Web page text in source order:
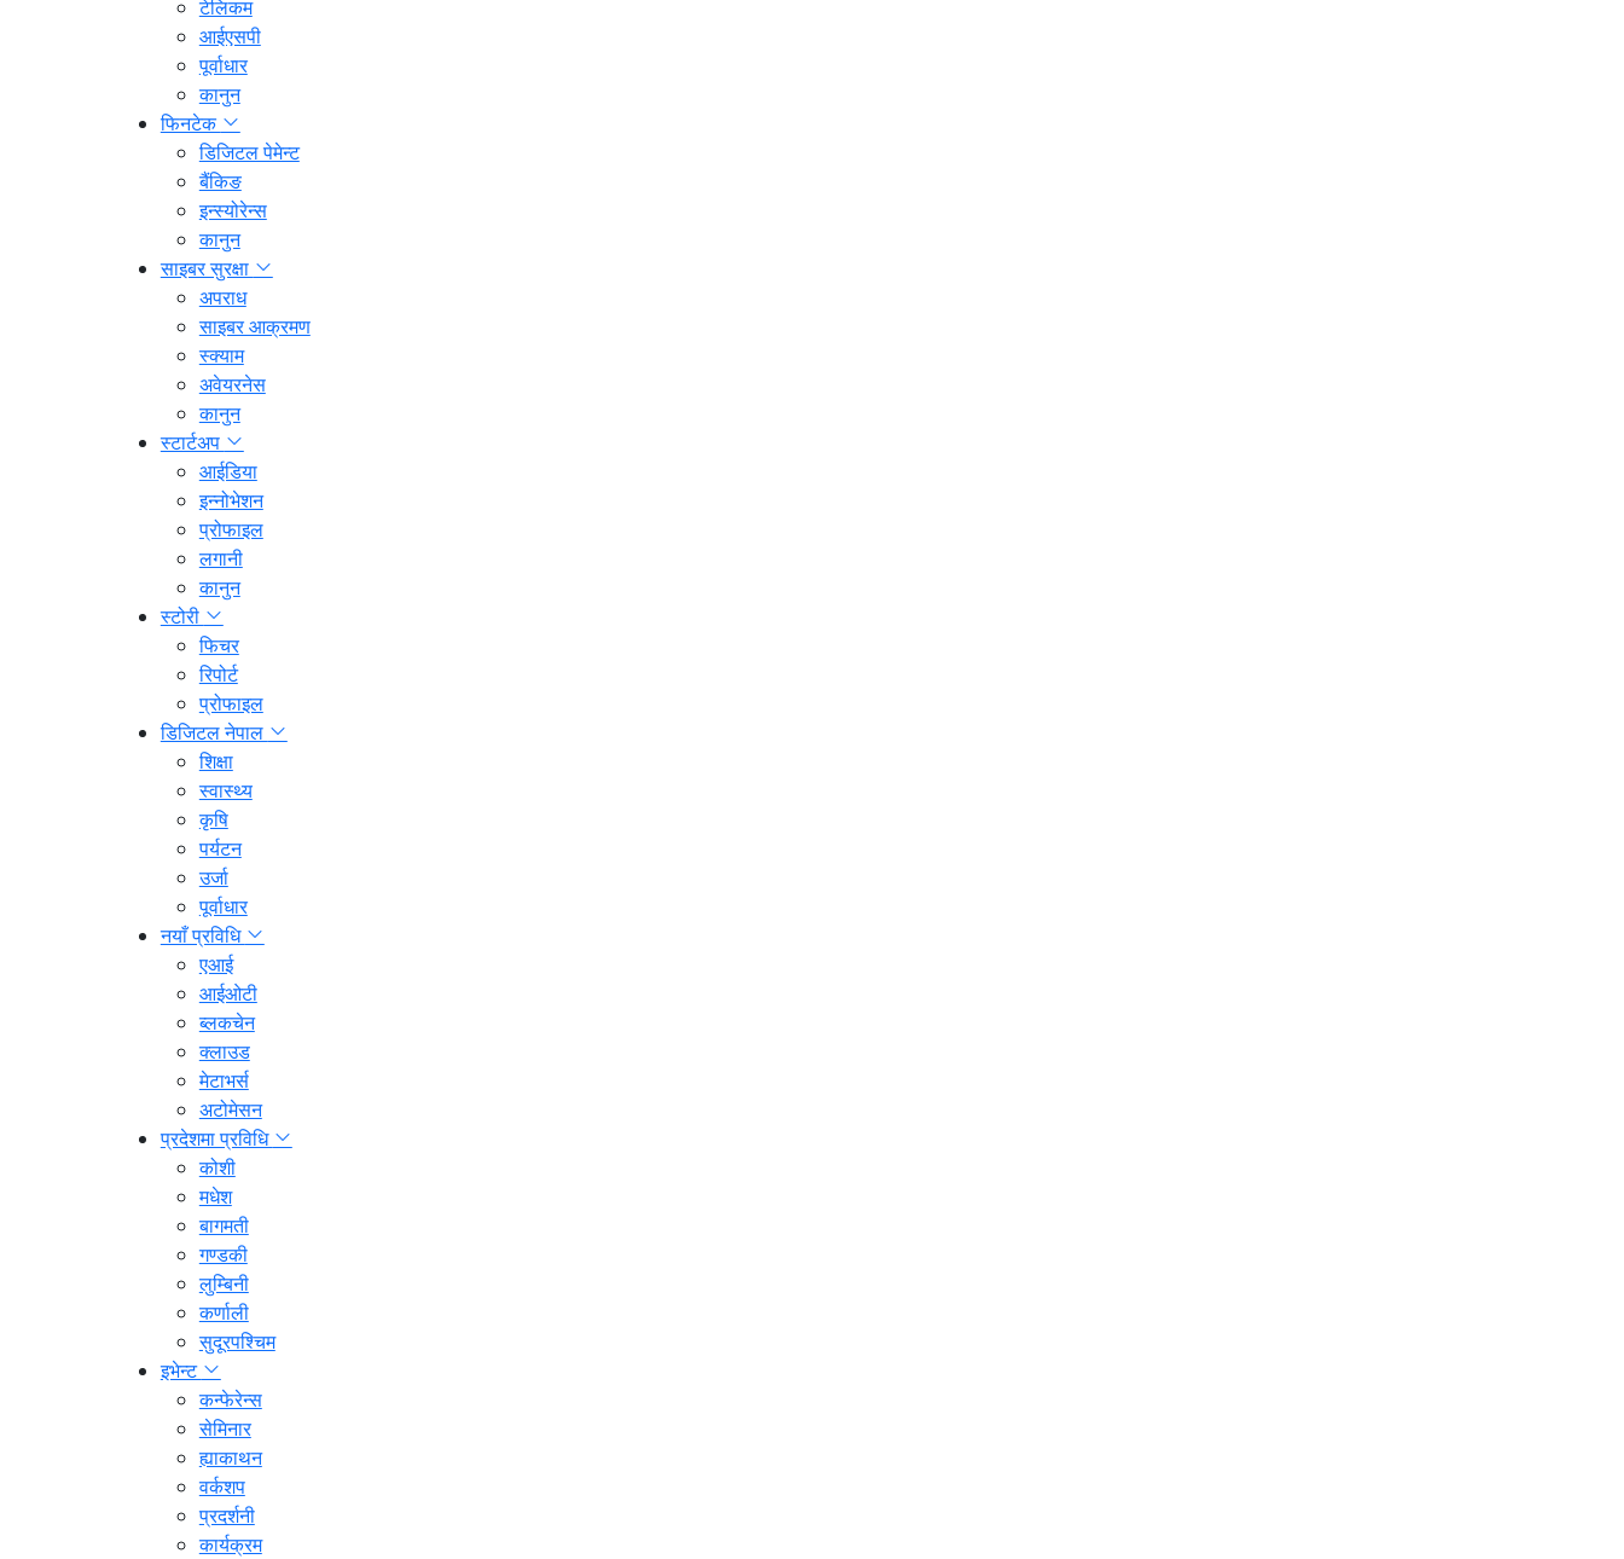
टेलिकम
आईएसपी
पूर्वाधार
कानुन
फिनटेक
डिजिटल पेमेन्ट
बैंकिङ
इन्स्योरेन्स
कानुन
साइबर सुरक्षा
अपराध
साइबर आक्रमण
स्क्याम
अवेयरनेस
कानुन
स्टार्टअप
आईडिया
इन्नोभेशन
प्रोफाइल
लगानी
कानुन
स्टोरी
फिचर
रिपोर्ट
प्रोफाइल
डिजिटल नेपाल
शिक्षा
स्वास्थ्य
कृषि
पर्यटन
उर्जा
पूर्वाधार
नयाँ प्रविधि
एआई
आईओटी
ब्लकचेन
क्लाउड
मेटाभर्स
अटोमेसन
प्रदेशमा प्रविधि
कोशी
मधेश
बागमती
गण्डकी
लुम्बिनी
कर्णाली
सुदूरपश्चिम
इभेन्ट
कन्फेरेन्स
सेमिनार
ह्याकाथन
वर्कशप
प्रदर्शनी
कार्यक्रम